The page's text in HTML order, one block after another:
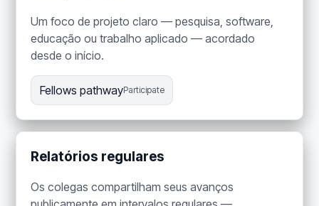
Um foco de projeto claro — pesquisa, software,
educação ou trabalho aplicado — acordado
desde o início.
Fellows pathwayParticipate
Relatórios regulares
Os colegas compartilham seus avanços